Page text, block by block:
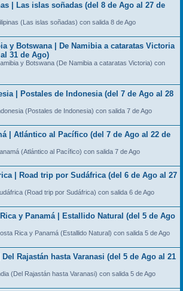
| Las islas soñadas (del 8 de Ago al 27 de
(Las islas soñadas) con salida 8 de Ago
y Botswana | De Namibia a cataratas Victoria
31 de Ago)
y Botswana (De Namibia a cataratas Victoria) con
| Postales de Indonesia (del 7 de Ago al 28
(Postales de Indonesia) con salida 7 de Ago
| Atlántico al Pacífico (del 7 de Ago al 22 de
(Atlántico al Pacífico) con salida 7 de Ago
| Road trip por Sudáfrica (del 6 de Ago al 27
(Road trip por Sudáfrica) con salida 6 de Ago
y Panamá | Estallido Natural (del 5 de Ago
Rica y Panamá (Estallido Natural) con salida 5 de Ago
Rajastán hasta Varanasi (del 5 de Ago al 21
(Del Rajastán hasta Varanasi) con salida 5 de Ago